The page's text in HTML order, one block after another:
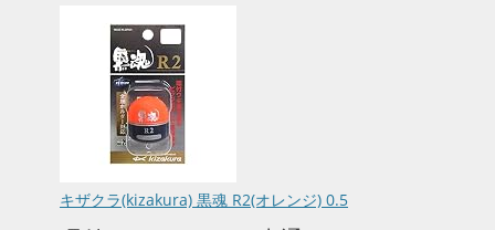
キザクラ(kizakura) 黒魂 R2(オレンジ) 0.5